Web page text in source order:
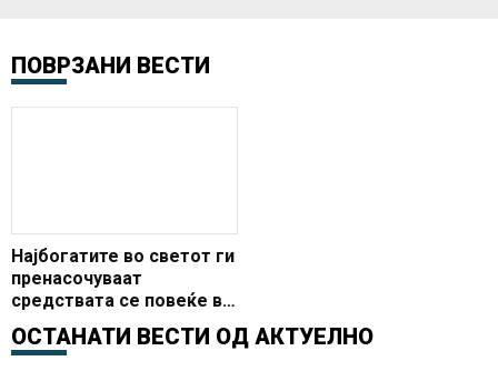
ПОВРЗАНИ ВЕСТИ
Најбогатите во светот ги
пренасочуваат
средствата се повеќе во
ОСТАНАТИ ВЕСТИ ОД АКТУЕЛНО